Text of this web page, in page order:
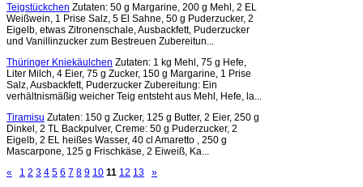
Teigstückchen Zutaten: 50 g Margarine, 200 g Mehl, 2 EL
Weißwein, 1 Prise Salz, 5 El Sahne, 50 g Puderzucker, 2
Eigelb, etwas Zitronenschale, Ausbackfett, Puderzucker
und Vanillinzucker zum Bestreuen Zubereitun...
Thüringer Kniekäulchen Zutaten: 1 kg Mehl, 75 g Hefe,
Liter Milch, 4 Eier, 75 g Zucker, 150 g Margarine, 1 Prise
Salz, Ausbackfett, Puderzucker Zubereitung: Ein
verhältnismäßig weicher Teig entsteht aus Mehl, Hefe, la...
Tiramisu Zutaten: 150 g Zucker, 125 g Butter, 2 Eier, 250 g
Dinkel, 2 TL Backpulver, Creme: 50 g Puderzucker, 2
Eigelb, 2 EL heißes Wasser, 40 cl Amaretto , 250 g
Mascarpone, 125 g Frischkäse, 2 Eiweiß, Ka...
«
1 2 3 4 5 6 7 8 9 10 11 12 13 »